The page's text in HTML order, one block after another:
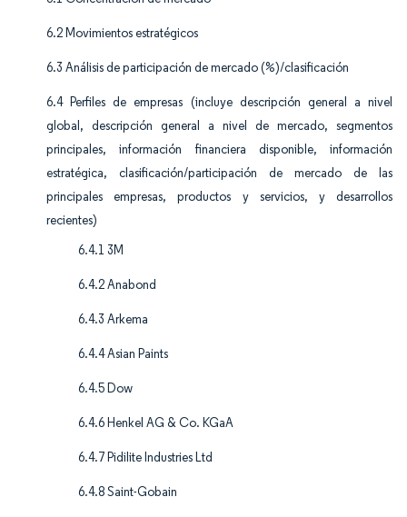
6.2 Movimientos estratégicos
6.3 Análisis de participación de mercado (%)/clasificación
6.4 Perfiles de empresas (incluye descripción general a nivel
global, descripción general a nivel de mercado, segmentos
principales, información financiera disponible, información
estratégica, clasificación/participación de mercado de las
principales empresas, productos y servicios, y desarrollos
recientes)
6.4.1 3M
6.4.2 Anabond
6.4.3 Arkema
6.4.4 Asian Paints
6.4.5 Dow
6.4.6 Henkel AG & Co. KGaA​
6.4.7 Pidilite Industries Ltd
6.4.8 Saint-Gobain